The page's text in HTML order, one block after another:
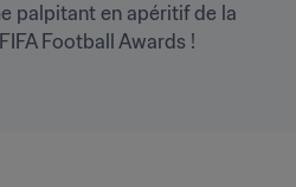
palpitant en apéritif de la
Football Awards !